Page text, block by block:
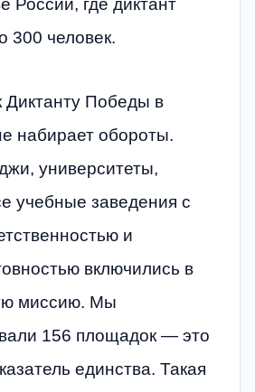
300 человек.
Диктанту Победы в
набирает обороты.
университеты,
учебные заведения с
и
включились в
миссию. Мы
156 площадок — это
единства. Такая